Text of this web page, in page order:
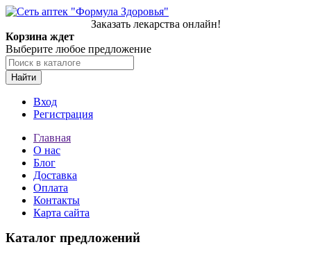
Заказать лекарства онлайн!
Корзина ждет
Выберите любое предложение
Найти
Вход
Регистрация
Главная
О нас
Блог
Доставка
Оплата
Контакты
Карта сайта
Каталог предложений